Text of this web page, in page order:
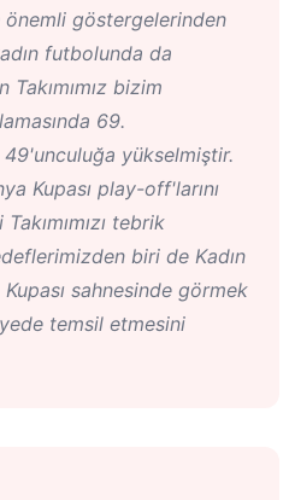
göstergelerinden
futbolunda da
bizim
69.
yükselmiştir.
Kupası play-off'larını
tebrik
biri de Kadın
Kupası sahnesinde görmek
temsil etmesini